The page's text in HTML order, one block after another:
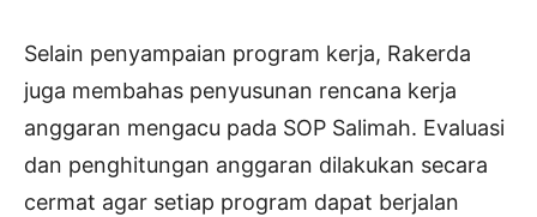
Selain penyampaian program kerja, Rakerda
juga membahas penyusunan rencana kerja
anggaran mengacu pada SOP Salimah. Evaluasi
dan penghitungan anggaran dilakukan secara
cermat agar setiap program dapat berjalan